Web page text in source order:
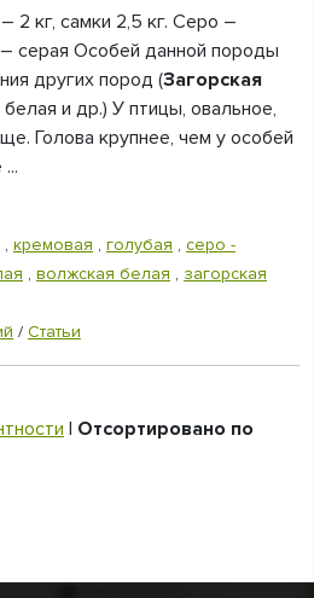
2 кг, самки 2,5 кг. Серо –
серая Особей данной породы
других пород (Загорская
белая и др.) У птицы, овальное,
Голова крупнее, чем у особей
, кремовая , голубая , серо -
, волжская белая , загорская
/ Статьи
| Отсортировано по